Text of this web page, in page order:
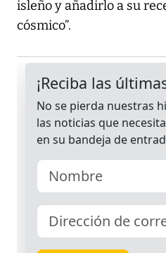
isleño y añadirlo a su
cósmico”.